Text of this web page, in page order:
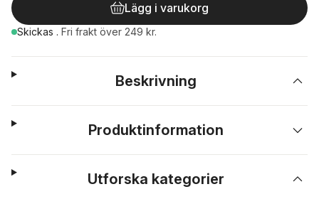
Lägg i varukorg
Skickas . Fri frakt över 249 kr.
Beskrivning
Produktinformation
Utforska kategorier